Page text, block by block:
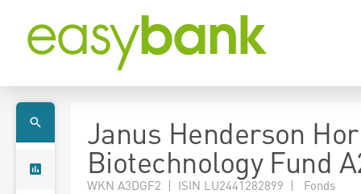
Janus Henderson
Biotechnology Fund
WKN A3DGF2 | ISIN LU2441282899 | Fonds